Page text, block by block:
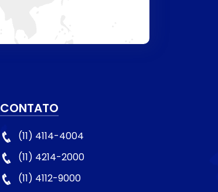
CONTATO
(11) 4114-4004
(11) 4214-2000
(11) 4112-9000